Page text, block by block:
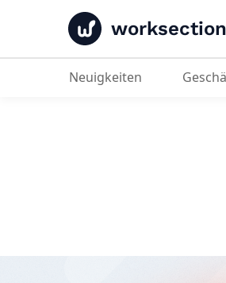
worksection
Neuigkeiten